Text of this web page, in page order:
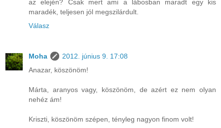
az elején? Csak mert ami a lábosban maradt egy kis
maradék, teljesen jól megszilárdult.
Válasz
Moha
2012. június 9. 17:08
Anazar, köszönöm!
Márta, aranyos vagy, köszönöm, de azért ez nem olyan
nehéz ám!
Kriszti, köszönöm szépen, tényleg nagyon finom volt!